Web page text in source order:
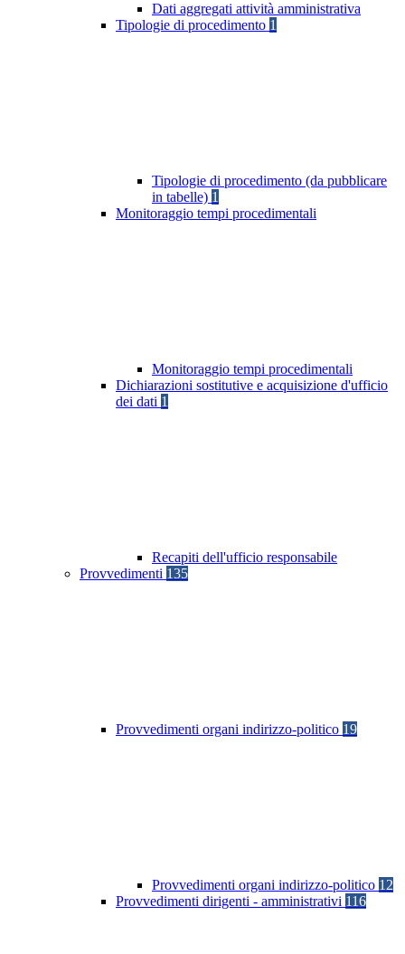
Dati aggregati attività amministrativa
Tipologie di procedimento 1
Tipologie di procedimento (da pubblicare
in tabelle) 1
Monitoraggio tempi procedimentali
Monitoraggio tempi procedimentali
Dichiarazioni sostitutive e acquisizione d'ufficio
dei dati 1
Recapiti dell'ufficio responsabile
Provvedimenti 135
Provvedimenti organi indirizzo-politico 19
Provvedimenti organi indirizzo-politico 12
Provvedimenti dirigenti - amministrativi 116